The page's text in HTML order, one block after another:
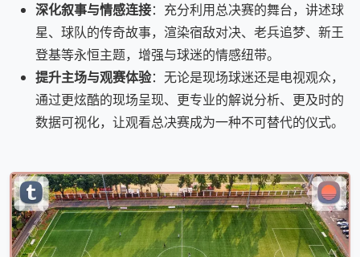
深化叙事与情感连接：充分利用总决赛的舞台，讲述球
星、球队的传奇故事，渲染宿敌对决、老兵追梦、新王
登基等永恒主题，增强与球迷的情感纽带。
提升主场与观赛体验：无论是现场球迷还是电视观众，
通过更炫酷的现场呈现、更专业的解说分析、更及时的
数据可视化，让观看总决赛成为一种不可替代的仪式。